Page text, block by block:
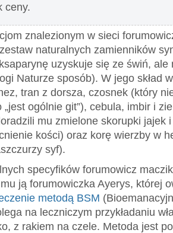
ceny.
znalezionym w sieci
naturalnych zamienników
uzyskuje się ze świń, ale
Naturze sposób). W jego skład
tran z dorsza, czosnek (który
„jest ogólnie git”), cebula, imbir i
mu zmielone skorupki jajek
kości) oraz korę wierzby w
syf).
specyfików forumowicz
mu ją forumowiczka Ayerys, której
metodą BSM
na leczniczym przykładaniu
z rakiem na czele. Metoda jest